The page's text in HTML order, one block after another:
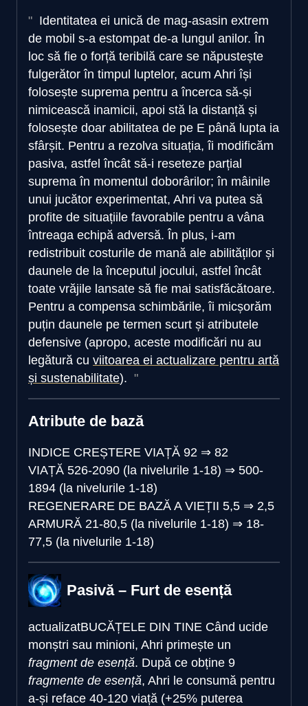
Identitatea ei unică de mag-asasin extrem
de mobil s-a estompat de-a lungul anilor. În
loc să fie o forță teribilă care se năpustește
fulgerător în timpul luptelor, acum Ahri își
folosește suprema pentru a încerca să-și
nimicească inamicii, apoi stă la distanță și
folosește doar abilitatea de pe E până lupta ia
sfârșit. Pentru a rezolva situația, îi modificăm
pasiva, astfel încât să-i reseteze parțial
suprema în momentul doborârilor; în mâinile
unui jucător experimentat, Ahri va putea să
profite de situațiile favorabile pentru a vâna
întreaga echipă adversă. În plus, i-am
redistribuit costurile de mană ale abilităților și
daunele de la începutul jocului, astfel încât
toate vrăjile lansate să fie mai satisfăcătoare.
Pentru a compensa schimbările, îi micșorăm
puțin daunele pe termen scurt și atributele
defensive (apropo, aceste modificări nu au
legătură cu viitoarea ei actualizare pentru artă
și sustenabilitate).
Atribute de bază
INDICE CREȘTERE VIAȚĂ 92 ⇒ 82
VIAȚĂ 526-2090 (la nivelurile 1-18) ⇒ 500-
1894 (la nivelurile 1-18)
REGENERARE DE BAZĂ A VIEȚII 5,5 ⇒ 2,5
ARMURĂ 21-80,5 (la nivelurile 1-18) ⇒ 18-
77,5 (la nivelurile 1-18)
Pasivă – Furt de esență
actualizatBUCĂȚELE DIN TINE Când ucide
monștri sau minioni, Ahri primește un
fragment de esență. După ce obține 9
fragmente de esență, Ahri le consumă pentru
a-și reface 40-120 viață (+25% puterea